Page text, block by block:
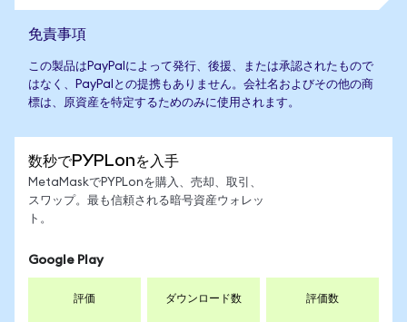
免責事項
この製品はPayPalによって発行、後援、または承認されたもので
はなく、PayPalとの提携もありません。会社名およびその他の商
標は、原資産を特定するためのみに使用されます。
数秒でPYPLonを入手
MetaMaskでPYPLonを購入、売却、取引、
スワップ。最も信頼される暗号資産ウォレッ
ト。
Google Play
評価 ダウンロード数 評価数